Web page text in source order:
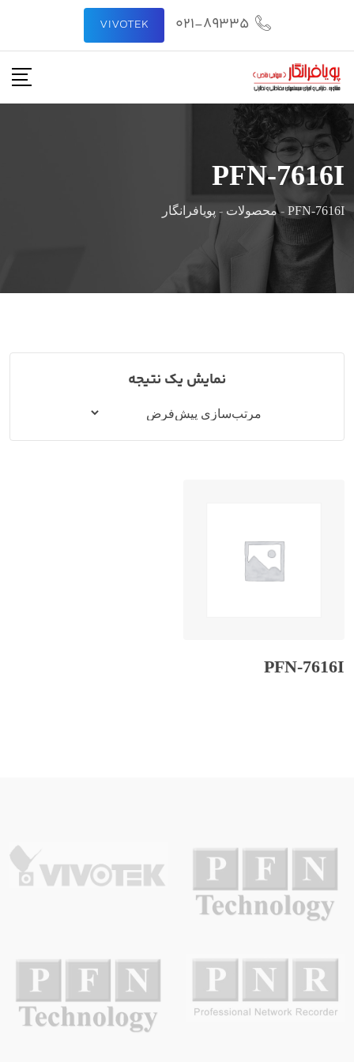
محتوا
021-89335
VIVOTEK
PFN-7616I
PFN-7616I
-محصولات - پویافرانگار
نمایش یک نتیجه
PFN-7616I